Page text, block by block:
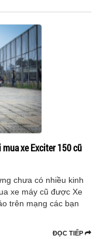
xe Exciter 150 cũ
chưa có nhiều kinh
xe máy cũ được Xe
trên mạng các bạn
ĐỌC TIẾP